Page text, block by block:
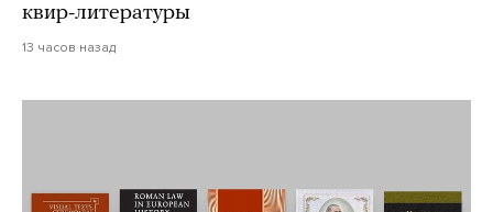
квир-литературы
13 часов назад